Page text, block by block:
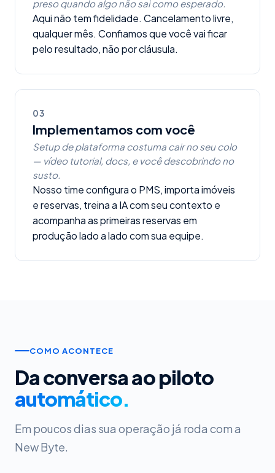
preso quando algo não sai como esperado.
Aqui não tem fidelidade. Cancelamento livre,
qualquer mês. Confiamos que você vai ficar
pelo resultado, não por cláusula.
03
Implementamos com você
Setup de plataforma costuma cair no seu colo
— vídeo tutorial, docs, e você descobrindo no
susto.
Nosso time configura o PMS, importa imóveis
e reservas, treina a IA com seu contexto e
acompanha as primeiras reservas em
produção lado a lado com sua equipe.
COMO ACONTECE
Da conversa ao piloto
automático.
Em poucos dias sua operação já roda com a
New Byte.